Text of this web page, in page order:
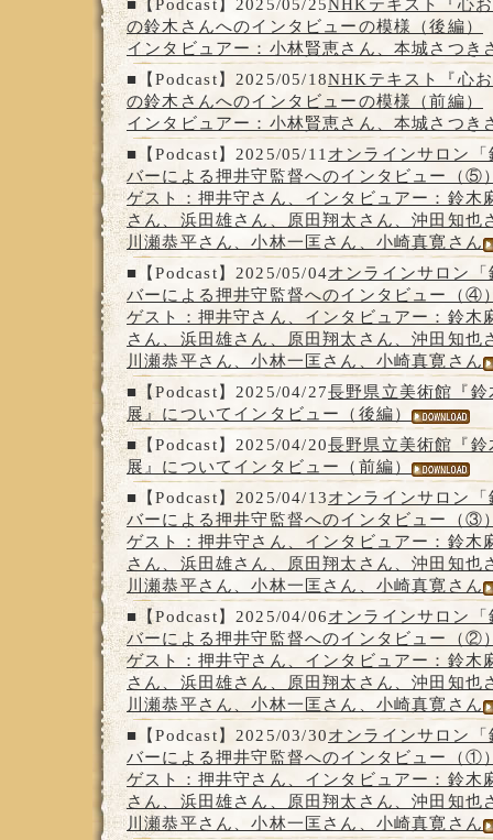
■【Podcast】2025/05/25NHKテキスト『心
の鈴木さんへのインタビューの模様（後編）
インタビュアー：小林賢恵さん、本城さつき
■【Podcast】2025/05/18NHKテキスト『心
の鈴木さんへのインタビューの模様（前編）
インタビュアー：小林賢恵さん、本城さつき
■【Podcast】2025/05/11 オンラインサロン
バーによる押井守監督へのインタビュー（⑤
ゲスト：押井守さん、インタビュアー：鈴木
さん、浜田雄さん、原田翔太さん、沖田知也
川瀬恭平さん、小林一匡さん、小崎真寛さん
■【Podcast】2025/05/04オンラインサロン
バーによる押井守監督へのインタビュー（④
ゲスト：押井守さん、インタビュアー：鈴木
さん、浜田雄さん、原田翔太さん、沖田知也
川瀬恭平さん、小林一匡さん、小崎真寛さん
■【Podcast】2025/04/27長野県立美術館『
展』についてインタビュー（後編）
■【Podcast】2025/04/20長野県立美術館『
展』についてインタビュー（前編）
■【Podcast】2025/04/13オンラインサロン
バーによる押井守監督へのインタビュー（③
ゲスト：押井守さん、インタビュアー：鈴木
さん、浜田雄さん、原田翔太さん、沖田知也
川瀬恭平さん、小林一匡さん、小崎真寛さん
■【Podcast】2025/04/06オンラインサロン
バーによる押井守監督へのインタビュー（②
ゲスト：押井守さん、インタビュアー：鈴木
さん、浜田雄さん、原田翔太さん、沖田知也
川瀬恭平さん、小林一匡さん、小崎真寛さん
■【Podcast】2025/03/30オンラインサロン
バーによる押井守監督へのインタビュー（①
ゲスト：押井守さん、インタビュアー：鈴木
さん、浜田雄さん、原田翔太さん、沖田知也
川瀬恭平さん、小林一匡さん、小崎真寛さん